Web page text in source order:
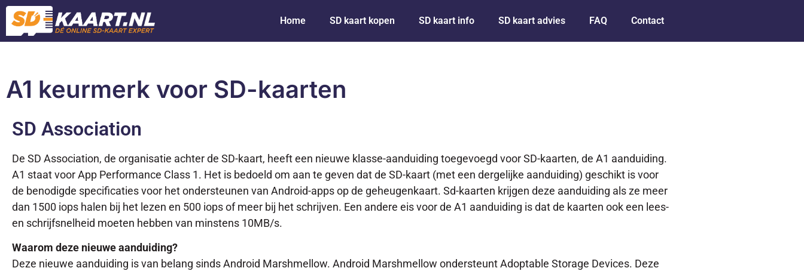
Home SD kaart kopen SD kaart info SD kaart advies FAQ Contact
A1 keurmerk voor SD-kaarten
SD Association
De SD Association, de organisatie achter de SD-kaart, heeft een nieuwe klasse-aanduiding toegevoegd voor SD-kaarten, de A1 aanduiding.
A1 staat voor App Performance Class 1. Het is bedoeld om aan te geven dat de SD-kaart (met een dergelijke aanduiding) geschikt is voor
de benodigde specificaties voor het ondersteunen van Android-apps op de geheugenkaart. Sd-kaarten krijgen deze aanduiding als ze meer
dan 1500 iops halen bij het lezen en 500 iops of meer bij het schrijven. Een andere eis voor de A1 aanduiding is dat de kaarten ook een lees-
en schrijfsnelheid moeten hebben van minstens 10MB/s.
Waarom deze nieuwe aanduiding?
Deze nieuwe aanduiding is van belang sinds Android Marshmellow. Android Marshmellow ondersteunt Adoptable Storage Devices. Deze